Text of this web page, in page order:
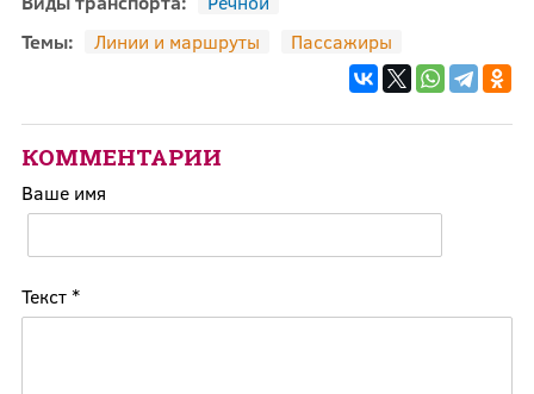
Темы:
Линии и маршруты Пассажиры
КОММЕНТАРИИ
Ваше имя
Текст *